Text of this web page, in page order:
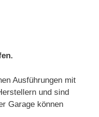
Ausführungen mit
und sind
Garage können